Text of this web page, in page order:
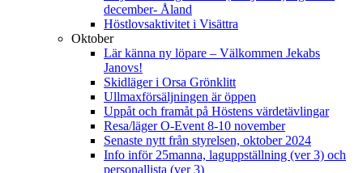
december- Åland
Höstlovsaktivitet i Visättra
Oktober
Lär känna ny löpare – Välkommen Jekabs
Janovs!
Skidläger i Orsa Grönklitt
Ullmaxförsäljningen är öppen
Uppåt och framåt på Höstens värdetävlingar
Resa/läger O-Event 8-10 november
Senaste nytt från styrelsen, oktober 2024
Info inför 25manna, laguppställning (ver 3) och
personallista (ver 3)